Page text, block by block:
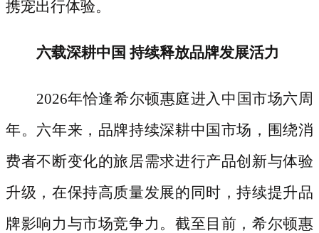
携宠出行体验。
六载深耕中国 持续释放品牌发展活力
2026年恰逢希尔顿惠庭进入中国市场六周
年。六年来，品牌持续深耕中国市场，围绕消
费者不断变化的旅居需求进行产品创新与体验
升级，在保持高质量发展的同时，持续提升品
牌影响力与市场竞争力。截至目前，希尔顿惠